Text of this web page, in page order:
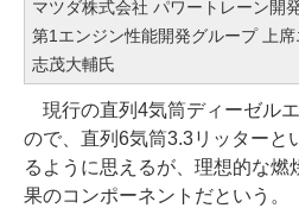
マツダ株式会社 パワートレーン開
第1エンジン性能開発グループ 上席
志茂大輔氏
現行の直列4気筒ディーゼル
ので、直列6気筒3.3リッターと
るように思えるが、理想的な燃
果のコンポーネントだという。